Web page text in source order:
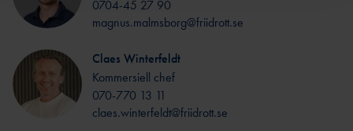
0704-45 27 90
magnus.malmsborg@friidrott.se
Claes Winterfeldt
Kommersiell chef
070-770 13 11
claes.winterfeldt@friidrott.se